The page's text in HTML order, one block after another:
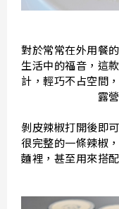
對於常常在外用餐
生活中的福音，這
計，輕巧不占空間
露
剝皮辣椒打開後即
很完整的一條辣椒
麵裡，甚至用來搭